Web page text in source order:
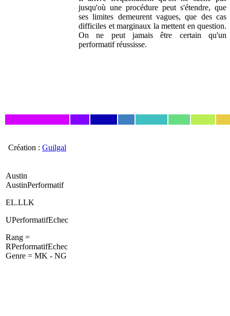
jusqu'où une procédure peut s'étendre, que
ses limites demeurent vagues, que des cas
difficiles et marginaux la mettent en question.
On ne peut jamais être certain qu'un
performatif réussisse.
Création : Guilgal
Austin
AustinPerformatif
EL.LLK
UPerformatifEchec
Rang =
RPerformatifEchec
Genre = MK - NG